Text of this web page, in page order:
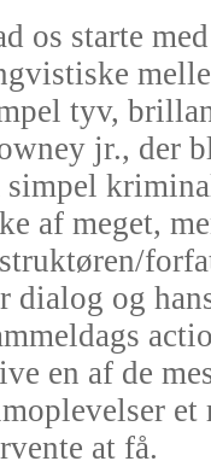
os starte
tyv,
jr., der
simpel
af meget,
dialog og
en af de
et
at få.